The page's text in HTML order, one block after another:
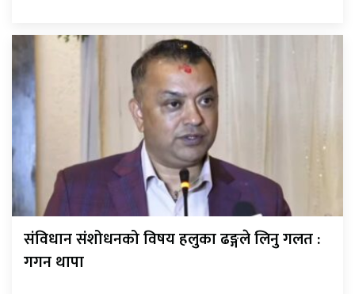
संविधान संशोधनको विषय हलुका ढङ्गले लिनु गलत :
गगन थापा